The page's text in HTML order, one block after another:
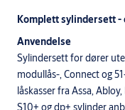
Komplett sylindersett
Anvendelse
Sylindersett for dører
modullås-, Connect og
låskasser fra Assa,
S10+ og dp+ sylinder